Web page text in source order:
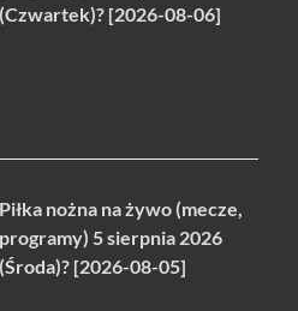
(Czwartek)? [2026-08-06]
Piłka nożna na żywo (mecze,
programy) 5 sierpnia 2026
(Środa)? [2026-08-05]